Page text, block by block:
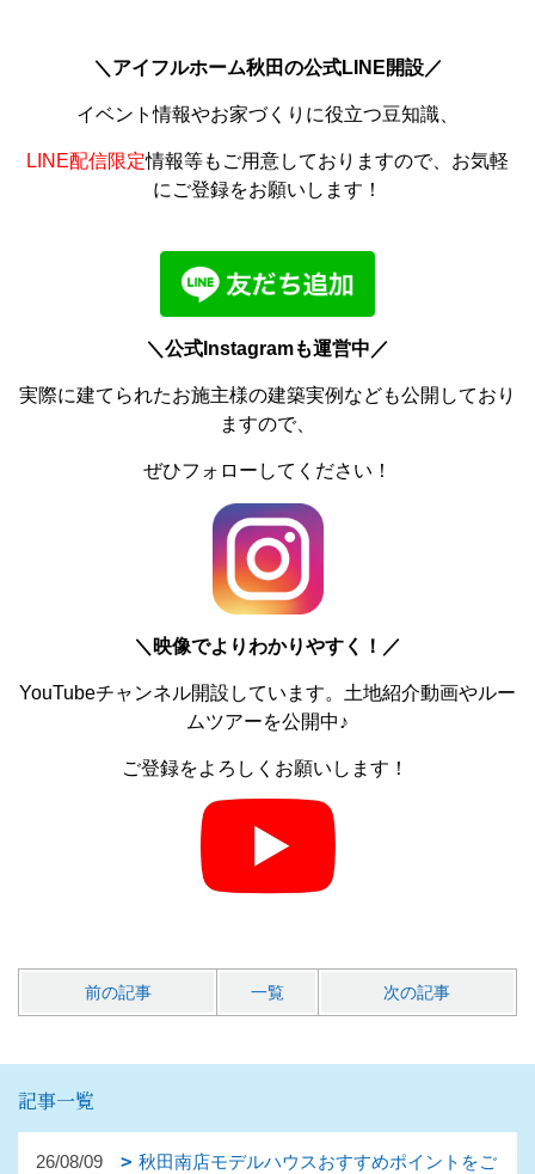
＼アイフルホーム秋田の公式LINE開設／
イベント情報やお家づくりに役立つ豆知識、
LINE配信限定情報等もご用意しておりますので、お気軽
にご登録をお願いします！
＼公式Instagramも運営中／
実際に建てられたお施主様の建築実例なども公開しており
ますので、
ぜひフォローしてください！
＼ 映像でよりわかりやすく！／
YouTubeチャンネル開設しています。土地紹介動画やルー
ムツアーを公開中♪
ご登録をよろしくお願いします！
前の記事 一覧 次の記事
記事一覧
26/08/09
秋田南店モデルハウスおすすめポイントをご